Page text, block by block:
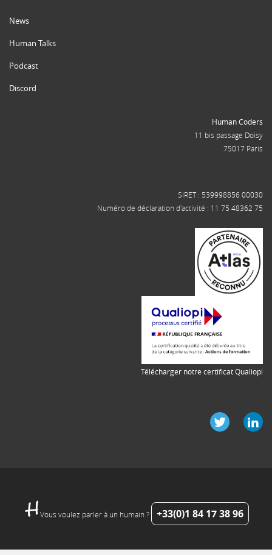
News
Human Talks
Podcast
Discord
Human Coders
11 bis passage Doisy
75017 Paris
SIRET : 539998856 00030
Numéro de déclaration d'activité : 11 75 48362 75
Télécharger notre certificat Qualiopi
Vous voulez parler à un humain ? +33(0)1 84 17 38 96